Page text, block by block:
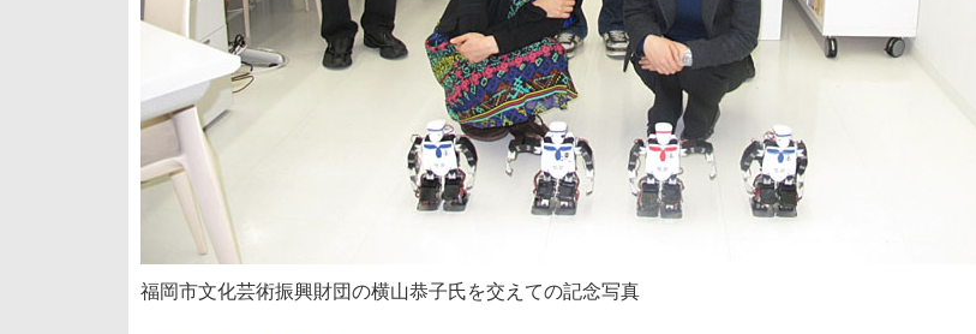
福岡市文化芸術振興財団の横山恭子氏を交えての記念写真